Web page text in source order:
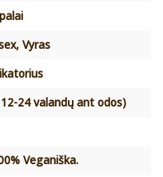
Vyras
24 valandų ant odos)
Veganiška.